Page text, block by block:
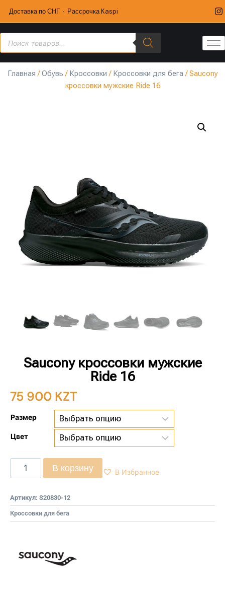
Доставка по СНГ · Рассрочка Kaspi
Главная /Обувь / Кроссовки / Кроссовки для бега/ Saucony
кроссовки мужские Ride 16
Saucony кроссовки мужские
Ride 16
75 900 KZT
Размер
Цвет
В корзину В Избранное
Артикул: S20830-12
Кроссовки для бега